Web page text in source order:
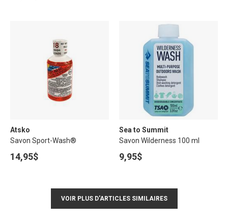
Atsko
Savon Sport-Wash®
14,95$
Sea to Summit
Savon Wilderness 100 ml
9,95$
VOIR PLUS D'ARTICLES SIMILAIRES